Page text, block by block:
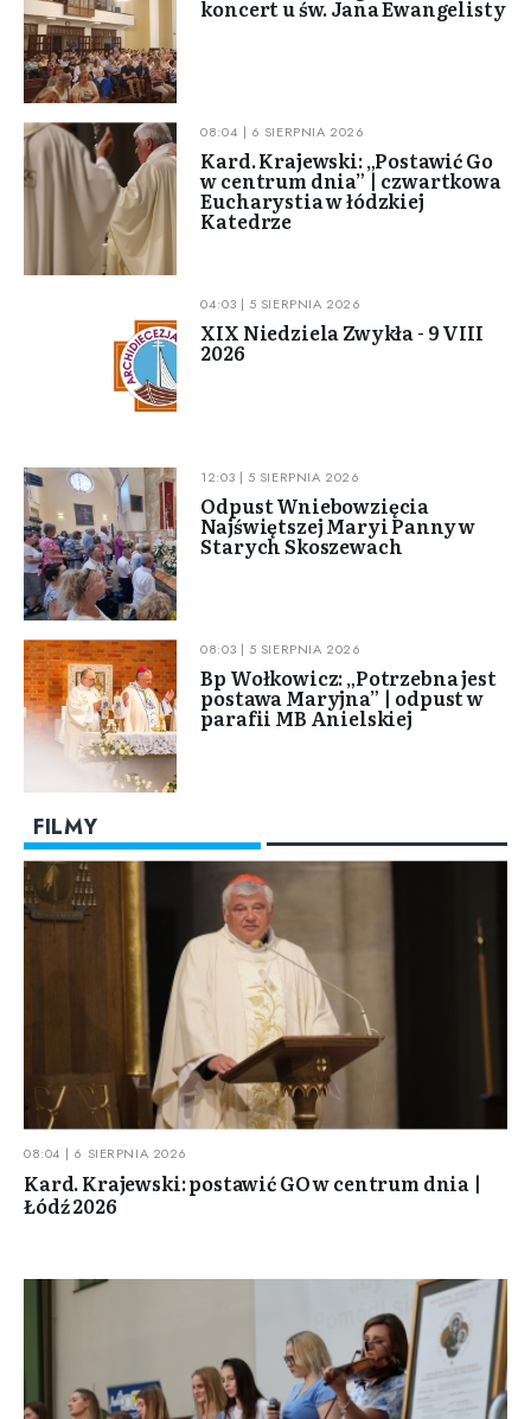
koncert u św. Jana Ewangelisty
08:04 | 6 SIERPNIA 2026
Kard. Krajewski: „Postawić Go
w centrum dnia” | czwartkowa
Eucharystia w łódzkiej
Katedrze
04:03 | 5 SIERPNIA 2026
XIX Niedziela Zwykła - 9 VIII
2026
12:03 | 5 SIERPNIA 2026
Odpust Wniebowzięcia
Najświętszej Maryi Panny w
Starych Skoszewach
08:03 | 5 SIERPNIA 2026
Bp Wołkowicz: „Potrzebna jest
postawa Maryjna” | odpust w
parafii MB Anielskiej
FILMY
08:04 | 6 SIERPNIA 2026
Kard. Krajewski: postawić GO w centrum dnia |
Łódź 2026